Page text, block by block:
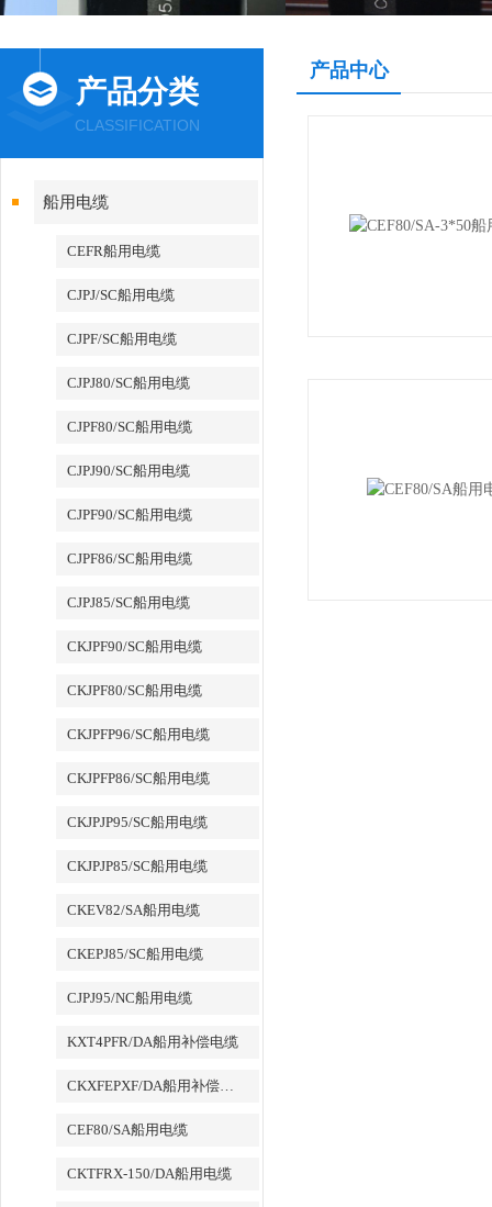
产品分类
CLASSIFICATION
船用电缆
CEFR船用电缆
CJPJ/SC船用电缆
CJPF/SC船用电缆
CJPJ80/SC船用电缆
CJPF80/SC船用电缆
CJPJ90/SC船用电缆
CJPF90/SC船用电缆
CJPF86/SC船用电缆
CJPJ85/SC船用电缆
CKJPF90/SC船用电缆
CKJPF80/SC船用电缆
CKJPFP96/SC船用电缆
CKJPFP86/SC船用电缆
CKJPJP95/SC船用电缆
CKJPJP85/SC船用电缆
CKEV82/SA船用电缆
CKEPJ85/SC船用电缆
CJPJ95/NC船用电缆
KXT4PFR/DA船用补偿电缆
CKXFEPXF/DA船用补偿电缆
CEF80/SA船用电缆
CKTFRX-150/DA船用电缆
产品中心